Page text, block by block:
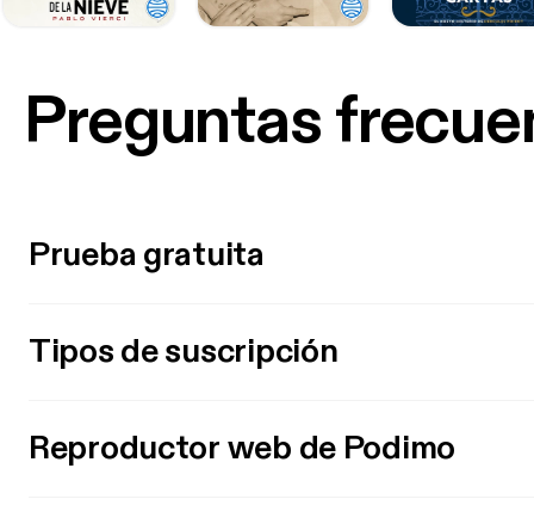
Preguntas
Prueba gratuita
Tipos de suscripción
Reproductor web de Podimo